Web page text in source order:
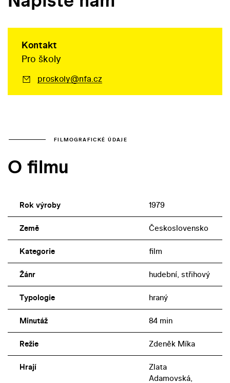
Kontakt
Pro školy
proskoly@nfa.cz
FILMOGRAFICKÉ ÚDAJE
O filmu
Rok výroby 1979
Země Československo
Kategorie film
Žánr hudební, střihový
Typologie hraný
Minutáž 84 min
Režie Zdeněk Míka
Hrají
Zlata
Adamovská,